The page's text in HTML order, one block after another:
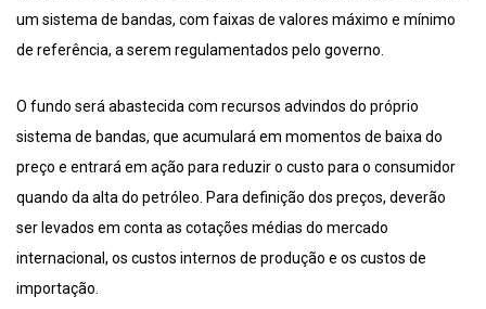
um sistema de bandas, com faixas de valores máximo e mínimo
de referência, a serem regulamentados pelo governo.
O fundo será abastecida com recursos advindos do próprio
sistema de bandas, que acumulará em momentos de baixa do
preço e entrará em ação para reduzir o custo para o consumidor
quando da alta do petróleo. Para definição dos preços, deverão
ser levados em conta as cotações médias do mercado
internacional, os custos internos de produção e os custos de
importação.